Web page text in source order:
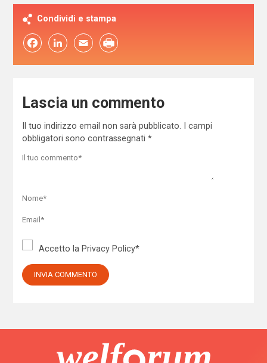
Condividi e stampa
FacebookLinkedIn Email
Lascia un commento
Il tuo indirizzo email non sarà pubblicato.
I campi
obbligatori sono contrassegnati *
Accetto la Privacy Policy*